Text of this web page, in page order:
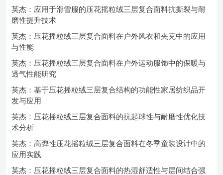
英杰：应用于滑雪服的压花摇粒绒三层复合面料抗撕裂与耐
磨性提升技术
英杰：压花摇粒绒三层复合面料在户外风衣和夹克中的应用
与性能
英杰：压花摇粒绒三层复合面料在户外运动服饰中的保暖与
透气性能研究
英杰：基于压花摇粒绒三层复合结构的功能性家居纺织品开
发与应用
英杰：压花摇粒绒三层复合面料的抗起球性与耐磨性优化技
术分析
英杰：高弹性压花摇粒绒三层复合面料在冬季童装设计中的
应用实践
英杰：压花摇粒绒三层复合面料的热湿舒适性与层间结合强